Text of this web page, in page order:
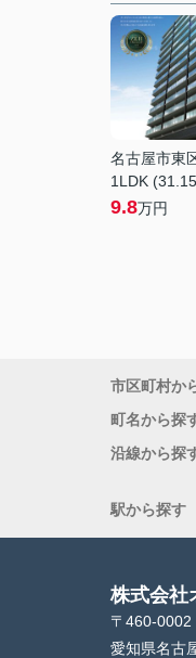
名古屋市東
1LDK
9.8万円
市区町村か
町名から探
沿線から探
駅から探す
株式会社
〒460-0002
愛知県名古